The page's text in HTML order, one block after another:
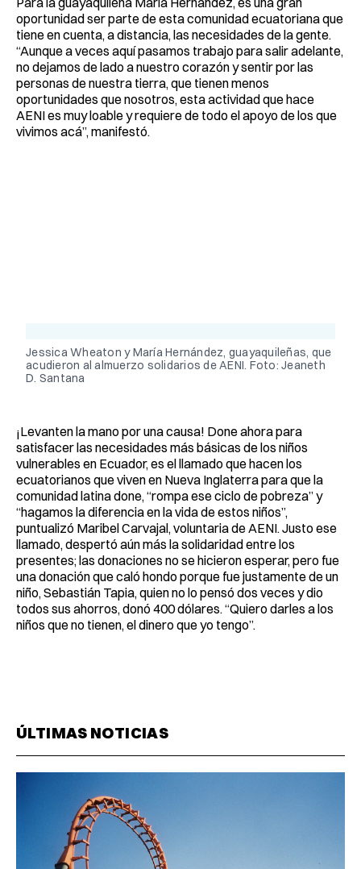
oportunidad ser parte de esta comunidad ecuatoriana que
tiene en cuenta, a distancia, las necesidades de la gente.
“Aunque a veces aquí pasamos trabajo para salir adelante,
no dejamos de lado a nuestro corazón y sentir por las
personas de nuestra tierra, que tienen menos
oportunidades que nosotros, esta actividad que hace
AENI es muy loable y requiere de todo el apoyo de los que
vivimos acá”, manifestó.
Jessica Wheaton y María Hernández, guayaquileñas, que
acudieron al almuerzo solidarios de AENI. Foto: Jeaneth
D. Santana
¡Levanten la mano por una causa! Done ahora para
satisfacer las necesidades más básicas de los niños
vulnerables en Ecuador, es el llamado que hacen los
ecuatorianos que viven en Nueva Inglaterra para que la
comunidad latina done, “rompa ese ciclo de pobreza” y
“hagamos la diferencia en la vida de estos niños”,
puntualizó Maribel Carvajal, voluntaria de AENI. Justo ese
llamado, despertó aún más la solidaridad entre los
presentes; las donaciones no se hicieron esperar, pero fue
una donación que caló hondo porque fue justamente de un
niño, Sebastián Tapia, quien no lo pensó dos veces y dio
todos sus ahorros, donó 400 dólares. “Quiero darles a los
niños que no tienen, el dinero que yo tengo”.
ÚLTIMAS NOTICIAS